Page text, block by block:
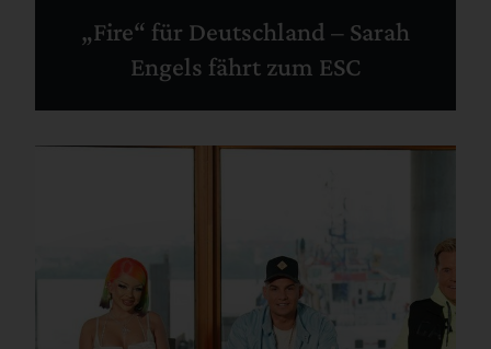
„Fire“ für Deutschland – Sarah
Engels fährt zum ESC